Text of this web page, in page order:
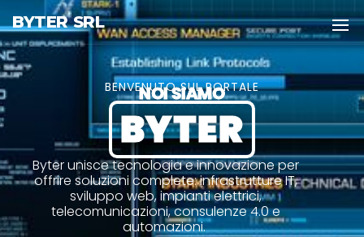
BYTER SRL
BENVENUTO SUL PORTALE
NOI SIAMO
BYTER
Byter unisce tecnologia e innovazione per
offrire soluzioni complete: infrastrutture IT,
sviluppo web, impianti elettrici,
telecomunicazioni, consulenze 4.0 e
automazioni.